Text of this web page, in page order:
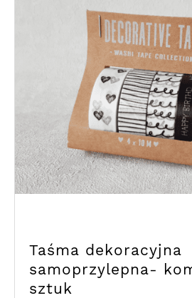
Taśma dekoracyjna
samoprzylepna-
sztuk